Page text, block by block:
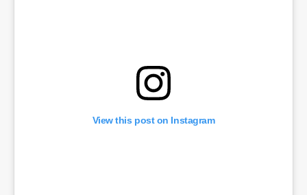
View this post on Instagram